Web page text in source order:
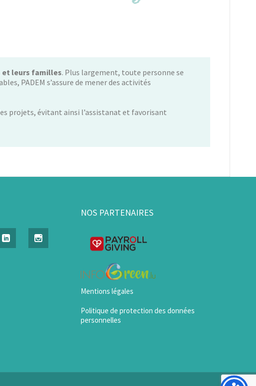
et leurs familles. Plus largement, toute personne se
PADEM s’assure de mener des activités
projets, évitant ainsi l’assistanat et favorisant
NOS PARTENAIRES
Mentions légales
Politique de protection des données
personnelles